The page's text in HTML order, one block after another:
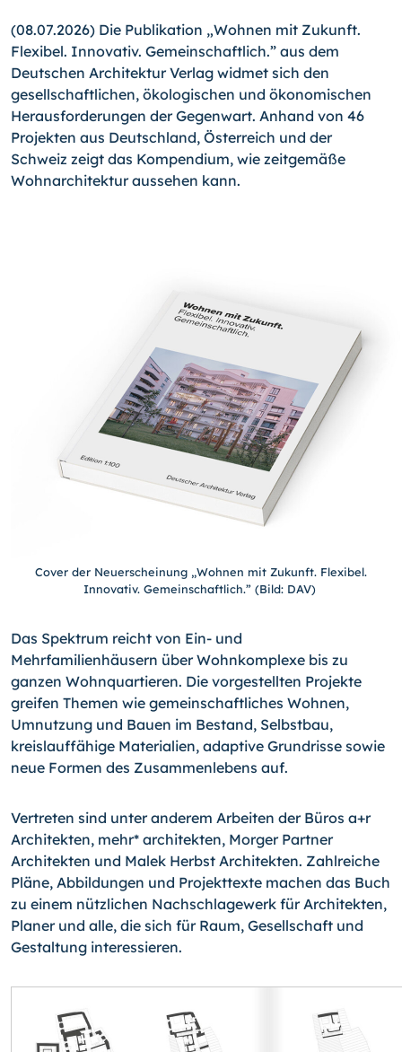
(08.07.2026) Die Publikation „Wohnen mit Zukunft.
Flexibel. Innovativ. Gemeinschaftlich.” aus dem
Deutschen Architektur Verlag widmet sich den
gesellschaftlichen, ökologischen und ökonomischen
Herausforderungen der Gegenwart. Anhand von 46
Projekten aus Deutschland, Österreich und der
Schweiz zeigt das Kompendium, wie zeitgemäße
Wohnarchitektur aussehen kann.
Cover der Neuerscheinung „Wohnen mit Zukunft. Flexibel.
Innovativ. Gemeinschaftlich.” (Bild: DAV)
Das Spektrum reicht von Ein- und
Mehrfamilienhäusern über Wohnkomplexe bis zu
ganzen Wohnquartieren. Die vorgestellten Projekte
greifen Themen wie gemeinschaftliches Wohnen,
Umnutzung und Bauen im Bestand, Selbstbau,
kreislauffähige Materialien, adaptive Grundrisse sowie
neue Formen des Zusammenlebens auf.
Vertreten sind unter anderem Arbeiten der Büros a+r
Architekten, mehr* architekten, Morger Partner
Architekten und Malek Herbst Architekten. Zahlreiche
Pläne, Abbildungen und Projekttexte machen das Buch
zu einem nützlichen Nachschlagewerk für Architekten,
Planer und alle, die sich für Raum, Gesellschaft und
Gestaltung interessieren.